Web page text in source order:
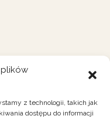
z technologii, takich jak
dostępu do informacji